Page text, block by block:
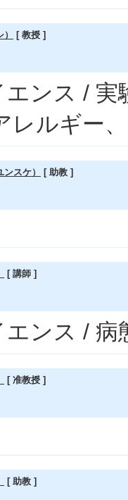
[ 教授 ]
ンス / 実
レルギー
スケ） [ 助教 ]
[ 講師 ]
ンス / 病
[ 准教授 ]
[ 助教 ]